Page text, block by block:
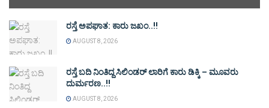
ರಸ್ತೆ ಅಪಘಾತ: ಕಾರು ಜಖಂ..!!
AUGUST 8, 2026
ರಸ್ತೆ ಬದಿ ನಿಂತಿದ್ದ ಸಿಲಿಂಡರ್ ಲಾರಿಗೆ ಕಾರು ಡಿಕ್ಕಿ – ಮೂವರು
ದುರ್ಮರಣ..!!
AUGUST 8, 2026